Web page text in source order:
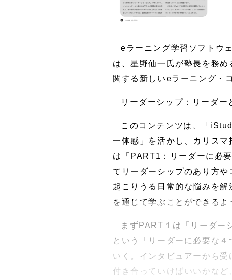
eラーニング学習ソフトウ
は、星野仙一氏が塾長を務
関する新しいeラーニング・
リーダーシップ：リーダー
このコンテンツは、「
一体感」を活かし、カリス
は「PART1：リーダーに必
てリーダーシップのあり方
起こりうる日常的な悩みを
を通じて学ぶことができるよ
まずPART１は「リーダー
という「リーダーに必要な
いく。インタビュアーから
付き合っていけばいいかなど